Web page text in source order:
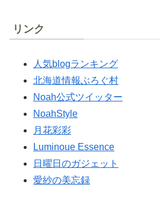
リンク
人気blogランキング
北海道情報ぶろぐ村
Noah公式ツイッター
NoahStyle
月花彩彩
Luminoue Essence
日曜日のガジェット
愛紗の美忘録